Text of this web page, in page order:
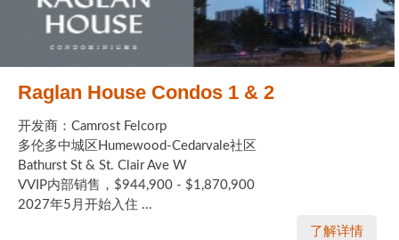
Raglan House Condos 1 & 2
开发商：Camrost Felcorp
多伦多中城区Humewood-Cedarvale社区
Bathurst St & St. Clair Ave W
VVIP内部销售，$944,900 - $1,870,900
2027年5月开始入住 ...
了解详情